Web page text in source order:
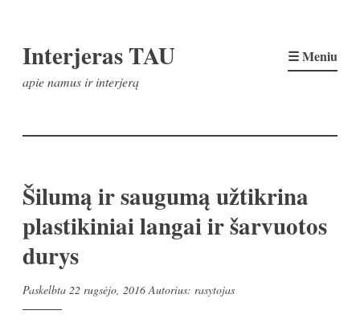
prie
Interjeras TAU
apie namus ir interjerą
☰ Meniu
Šilumą ir saugumą užtikrina
plastikiniai langai ir šarvuotos
durys
Paskelbta 22 rugsėjo, 2016Autorius: rasytojas